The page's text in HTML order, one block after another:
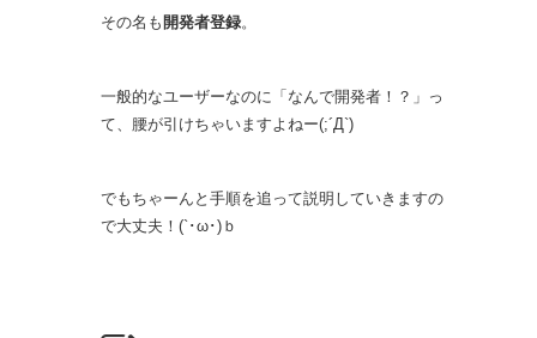
その名も 開発者登録。
一般的なユーザーなのに「なんで開発者！？」っ
て、腰が引けちゃいますよねー(;´Д`)
でもちゃーんと手順を追って説明していきますの
で大丈夫！(`･ω･)ｂ